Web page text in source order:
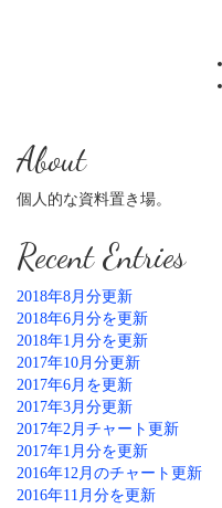
About
個人的な資料置き場。
Recent Entries
2018年8月分更新
2018年6月分を更新
2018年1月分を更新
2017年10月分更新
2017年6月を更新
2017年3月分更新
2017年2月チャート更新
2017年1月分を更新
2016年12月のチャート更新
2016年11月分を更新